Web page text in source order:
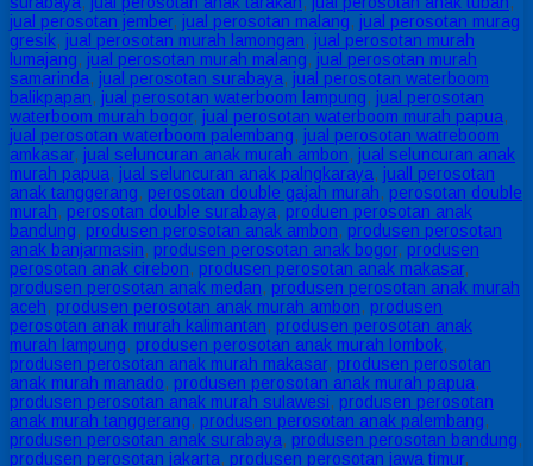
jual perosotan jember, jual perosotan malang, jual perosotan murag
gresik, jual perosotan murah lamongan, jual perosotan murah
lumajang, jual perosotan murah malang, jual perosotan murah
samarinda, jual perosotan surabaya, jual perosotan waterboom
balikpapan, jual perosotan waterboom lampung, jual perosotan
waterboom murah bogor, jual perosotan waterboom murah papua,
jual perosotan waterboom palembang, jual perosotan watreboom
amkasar, jual seluncuran anak murah ambon, jual seluncuran anak
murah papua, jual seluncuran anak palngkaraya, juall perosotan
anak tanggerang, perosotan double gajah murah, perosotan double
murah, perosotan double surabaya, produen perosotan anak
bandung, produsen perosotan anak ambon, produsen perosotan
anak banjarmasin, produsen perosotan anak bogor, produsen
perosotan anak cirebon, produsen perosotan anak makasar,
produsen perosotan anak medan, produsen perosotan anak murah
aceh, produsen perosotan anak murah ambon, produsen
perosotan anak murah kalimantan, produsen perosotan anak
murah lampung, produsen perosotan anak murah lombok,
produsen perosotan anak murah makasar, produsen perosotan
anak murah manado, produsen perosotan anak murah papua,
produsen perosotan anak murah sulawesi, produsen perosotan
anak murah tanggerang, produsen perosotan anak palembang,
produsen perosotan anak surabaya, produsen perosotan bandung,
produsen perosotan jakarta, produsen perosotan jawa timur,